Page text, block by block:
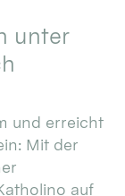
unter
und erreicht
Mit der
auf